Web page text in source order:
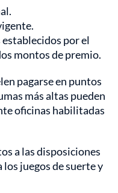
por el
montos de premio.
pagarse en puntos
más altas pueden
oficinas habilitadas
a las disposiciones
juegos de suerte y